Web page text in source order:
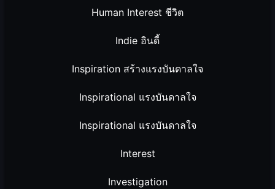
Human Interest ชีวิต
Indie อินดี้
Inspiration สร้างแรงบันดาลใจ
Inspirational แรงบันดาลใจ
Inspirational แรงบันดาลใจ
Interest
Investigation